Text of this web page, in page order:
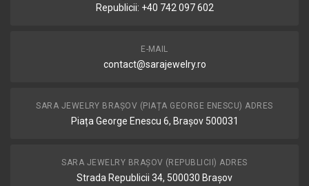
Republicii: +40 742 097 602
E-MAIL
contact@sarajewelry.ro
SARA JEWELRY BRAȘOV (PIAȚA GEORGE ENESCU) ADRES
Piața George Enescu 6, Brașov 500031
SARA JEWELRY BRAȘOV (REPUBLICII) ADRES
Strada Republicii 34, 500030 Brașov